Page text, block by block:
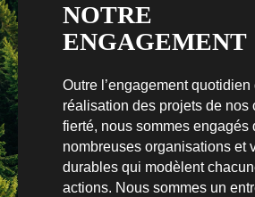
NOTRE
ENGAGEMENT
Outre l’engagement quotidien
réalisation des projets de nos
fierté, nous sommes engagés
nombreuses organisations et
durables qui modèlent
actions. Nous sommes un